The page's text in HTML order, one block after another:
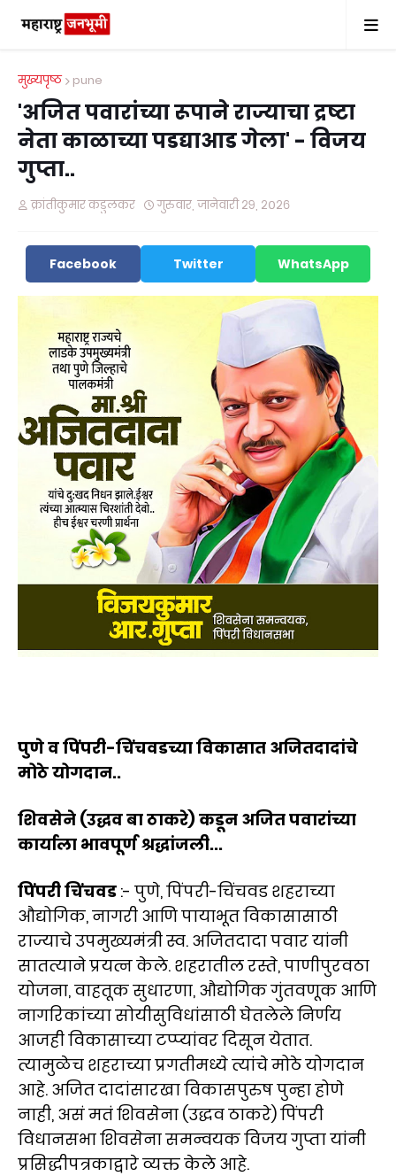
मुख्यपृष्ठ pune
'अजित पवारांच्या रूपाने राज्याचा द्रष्टा
नेता काळाच्या पडद्याआड गेला' - विजय
गुप्ता..
क्रांतीकुमार कडुलकर गुरुवार, जानेवारी २९, २०२६
Facebook Twitter WhatsApp
पुणे व पिंपरी-चिंचवडच्या विकासात अजितदादांचे
मोठे योगदान..
शिवसेने (उद्धव बा ठाकरे) कडून अजित पवारांच्या
कार्याला भावपूर्ण श्रद्धांजली...
पिंपरी चिंचवड :- पुणे, पिंपरी-चिंचवड शहराच्या
औद्योगिक, नागरी आणि पायाभूत विकासासाठी
राज्याचे उपमुख्यमंत्री स्व. अजितदादा पवार यांनी
सातत्याने प्रयत्न केले. शहरातील रस्ते, पाणीपुरवठा
योजना, वाहतूक सुधारणा, औद्योगिक गुंतवणूक आणि
नागरिकांच्या सोयीसुविधांसाठी घेतलेले निर्णय
आजही विकासाच्या टप्प्यांवर दिसून येतात.
त्यामुळेच शहराच्या प्रगतीमध्ये त्यांचे मोठे योगदान
आहे. अजित दादांसारखा विकासपुरुष पुन्हा होणे
नाही, असं मतं शिवसेना (उद्धव ठाकरे) पिंपरी
विधानसभा शिवसेना समन्वयक विजय गुप्ता यांनी
प्रसिद्धीपत्रकाद्वारे व्यक्त केले आहे.